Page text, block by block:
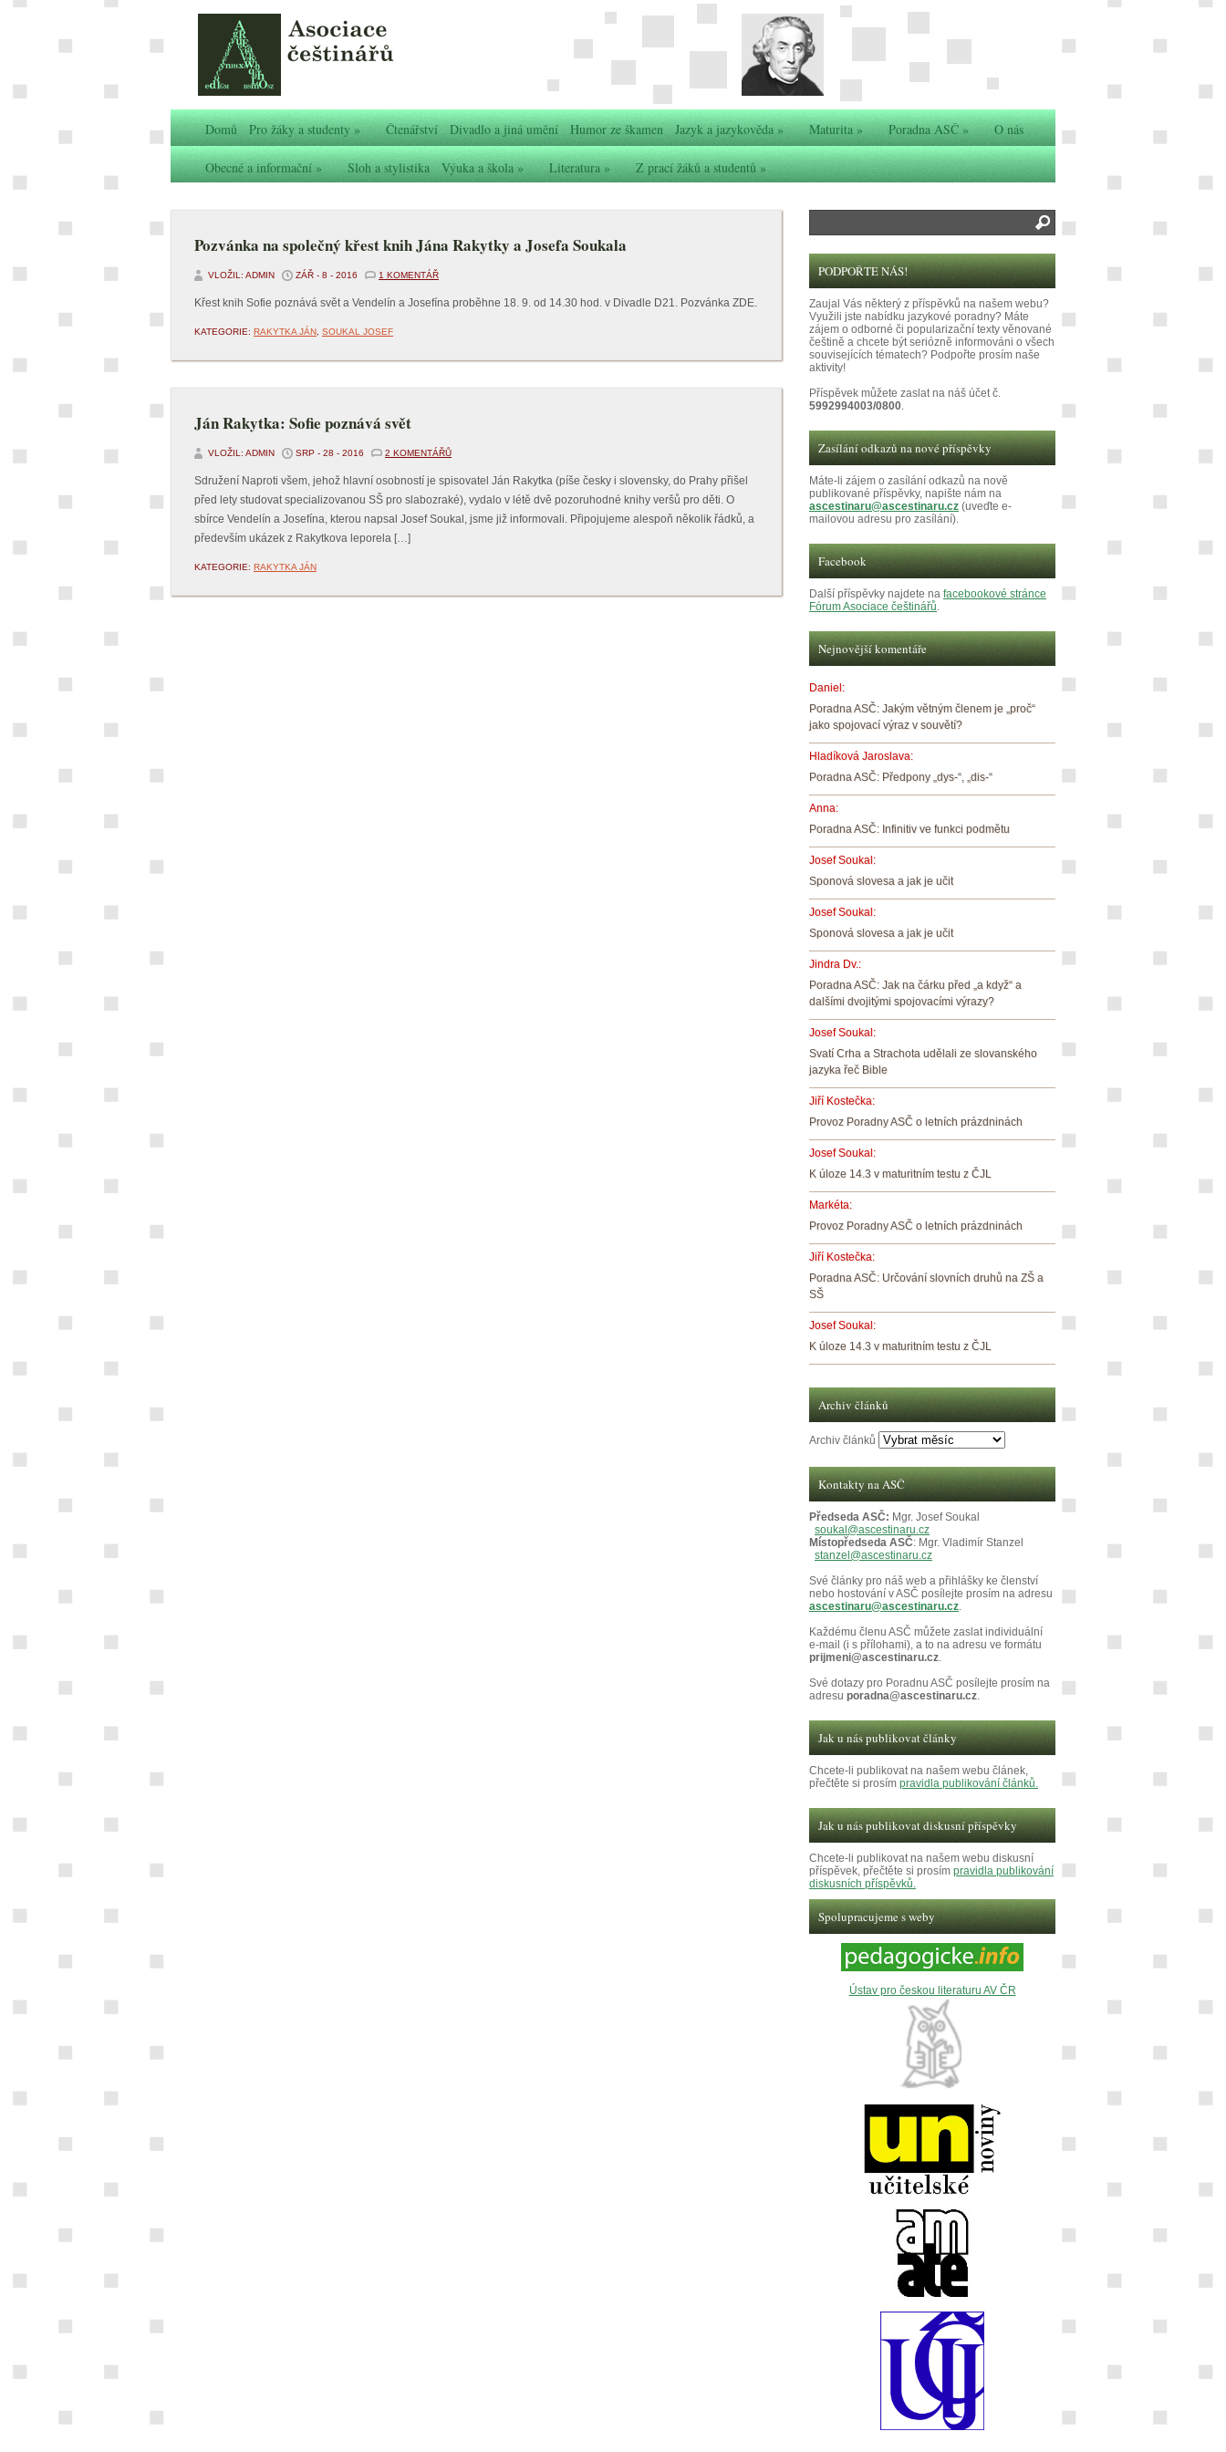
Domů Pro žáky a studenty» Čtenářství Divadlo a jiná umění Humor ze škamen Jazyk a jazykověda» Maturita» Poradna ASČ» O nás
Obecné a informační» Sloh a stylistika Výuka a škola» Literatura» Z prací žáků a studentů»
Pozvánka na společný křest knih Jána Rakytky a Josefa Soukala
VLOŽIL: ADMIN ZÁŘ - 8 - 2016 1 KOMENTÁŘ
Křest knih Sofie poznává svět a Vendelín a Josefína proběhne 18. 9. od 14.30 hod. v Divadle D21. Pozvánka ZDE.
KATEGORIE: RAKYTKA JÁN SOUKAL JOSEF
Ján Rakytka: Sofie poznává svět
VLOŽIL: ADMIN SRP - 28 - 2016 2 KOMENTÁŘŮ
Sdružení Naproti všem, jehož hlavní osobností je spisovatel Ján Rakytka (píše česky i slovensky, do Prahy přišel
před lety studovat specializovanou SŠ pro slabozraké), vydalo v létě dvě pozoruhodné knihy veršů pro děti. O
sbírce Vendelín a Josefína, kterou napsal Josef Soukal, jsme již informovali. Připojujeme alespoň několik řádků, a
především ukázek z Rakytkova leporela […]
KATEGORIE: RAKYTKA JÁN
PODPOŘTE NÁS!
Zaujal Vás některý z příspěvků na našem webu?
Využili jste nabídku jazykové poradny? Máte
zájem o odborné či popularizační texty věnované
češtině a chcete být seriózně informováni o všech
souvisejících tématech? Podpořte prosím naše
aktivity!
Příspěvek můžete zaslat na náš účet č.
5992994003/0800.
Zasílání odkazů na nové příspěvky
Máte-li zájem o zasílání odkazů na nově
publikované příspěvky, napište nám na
ascestinaru@ascestinaru.cz (uveďte e-
mailovou adresu pro zasílání).
Facebook
Další příspěvky najdete na facebookové stránce
Fórum Asociace češtinářů.
Nejnovější komentáře
Daniel:
Poradna ASČ: Jakým větným členem je „proč“
jako spojovací výraz v souvětí?
Hladíková Jaroslava:
Poradna ASČ: Předpony „dys-“, „dis-“
Anna:
Poradna ASČ: Infinitiv ve funkci podmětu
Josef Soukal:
Sponová slovesa a jak je učit
Josef Soukal:
Sponová slovesa a jak je učit
Jindra Dv.:
Poradna ASČ: Jak na čárku před „a když“ a
dalšími dvojitými spojovacími výrazy?
Josef Soukal:
Svatí Crha a Strachota udělali ze slovanského
jazyka řeč Bible
Jiří Kostečka:
Provoz Poradny ASČ o letních prázdninách
Josef Soukal:
K úloze 14.3 v maturitním testu z ČJL
Markéta:
Provoz Poradny ASČ o letních prázdninách
Jiří Kostečka:
Poradna ASČ: Určování slovních druhů na ZŠ a
SŠ
Josef Soukal:
K úloze 14.3 v maturitním testu z ČJL
Archiv článků
Archiv článků
Kontakty na ASČ
Předseda ASČ: Mgr. Josef Soukal
soukal@ascestinaru.cz
Místopředseda ASČ: Mgr. Vladimír Stanzel
stanzel@ascestinaru.cz
Své články pro náš web a přihlášky ke členství
nebo hostování v ASČ posílejte prosím na adresu
ascestinaru@ascestinaru.cz.
Každému členu ASČ můžete zaslat individuální
e-mail (i s přílohami), a to na adresu ve formátu
prijmeni@ascestinaru.cz.
Své dotazy pro Poradnu ASČ posílejte prosím na
adresu poradna@ascestinaru.cz.
Jak u nás publikovat články
Chcete-li publikovat na našem webu článek,
přečtěte si prosím pravidla publikování článků.
Jak u nás publikovat diskusní příspěvky
Chcete-li publikovat na našem webu diskusní
příspěvek, přečtěte si prosím pravidla publikování
diskusních příspěvků.
Spolupracujeme s weby
Ústav pro českou literaturu AV ČR